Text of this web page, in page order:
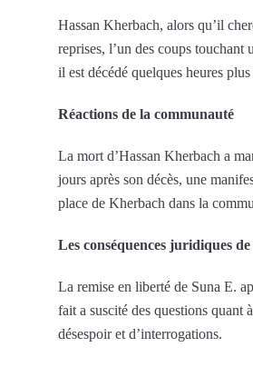
Hassan Kherbach, alors qu’il
reprises, l’un des coups
il est décédé quelques heures
Réactions de la communauté
La mort d’Hassan Kherbach a
jours après son décès, une
place de Kherbach dans la
Les conséquences juridiques
La remise en liberté de Suna E.
fait a suscité des questions quant
désespoir et d’interrogations.